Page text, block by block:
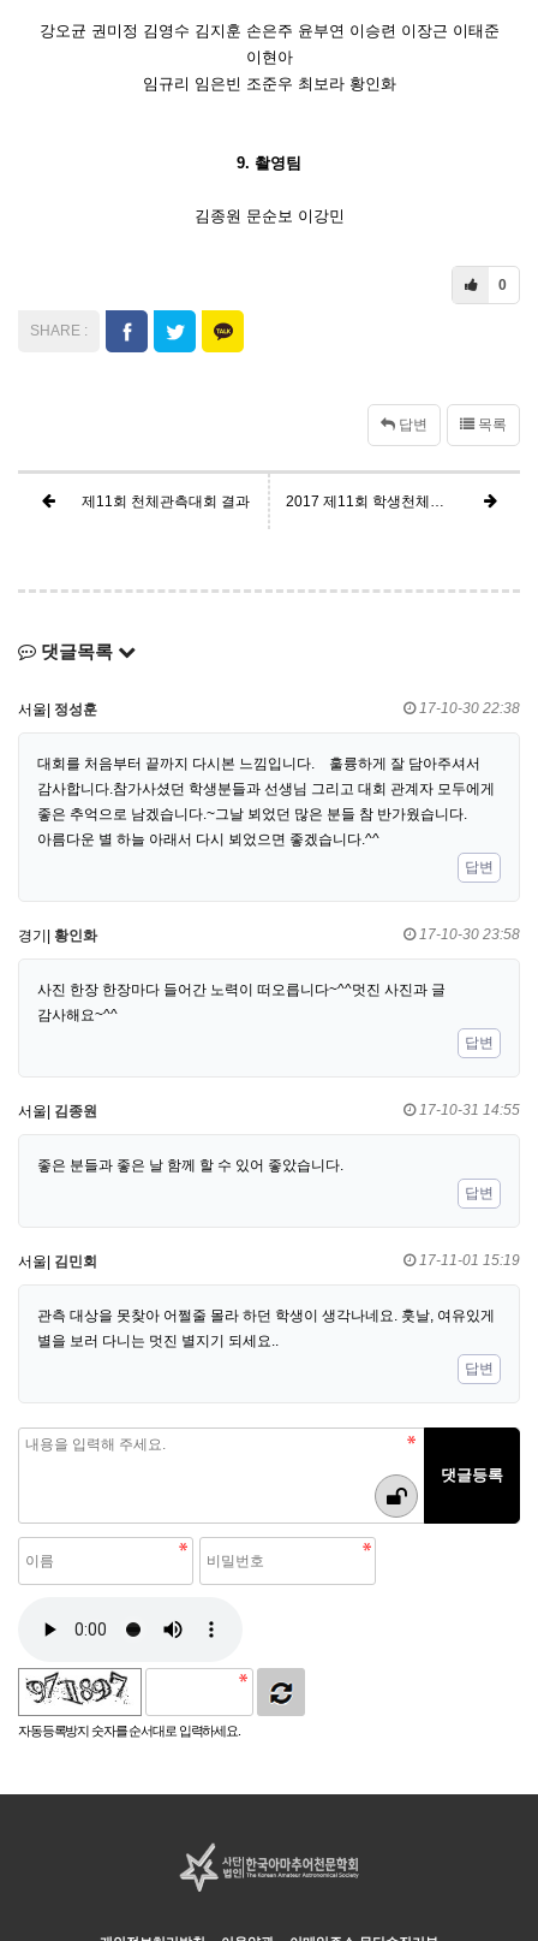
강오균 권미정 김영수 김지훈 손은주 윤부연 이승련 이장근 이태준
이현아
임규리 임은빈 조준우 최보라 황인화
9. 촬영팀
김종원 문순보 이강민
0
답변 목록
제11회 천체관측대회 결과 2017 제11회 학생천체관측대회 - 서울지역 예선 대회
댓글목록
서울| 정성훈 17-10-30 22:38
대회를 처음부터 끝까지 다시본 느낌입니다. 훌륭하게 잘 담아주셔서
감사합니다.참가사셨던 학생분들과 선생님 그리고 대회 관계자 모두에게
좋은 추억으로 남겠습니다.~그날 뵈었던 많은 분들 참 반가웠습니다.
아름다운 별 하늘 아래서 다시 뵈었으면 좋겠습니다.^^
답변
경기| 황인화 17-10-30 23:58
사진 한장 한장마다 들어간 노력이 떠오릅니다~^^멋진 사진과 글
감사해요~^^
답변
서울| 김종원 17-10-31 14:55
좋은 분들과 좋은 날 함께 할 수 있어 좋았습니다.
답변
서울| 김민회 17-11-01 15:19
관측 대상을 못찾아 어쩔줄 몰라 하던 학생이 생각나네요. 훗날, 여유있게
별을 보러 다니는 멋진 별지기 되세요..
답변
자동등록방지 숫자를 순서대로 입력하세요.